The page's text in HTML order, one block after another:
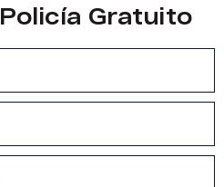
Gratuito